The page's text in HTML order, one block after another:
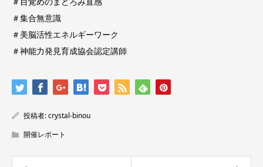
＃集合無意識
＃美脳活性エネルギーワーク
＃神能力発見育成協会認定講師
投稿者:crystal-binou
開催レポート